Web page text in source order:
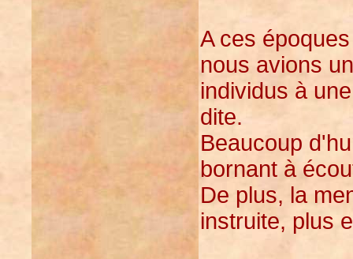
A ces
nous avions
individus à
dite.
Beaucoup
bornant à
De plus, la
instruite, plus